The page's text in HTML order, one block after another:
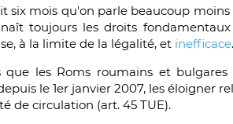
six mois qu'on parle beaucoup
toujours les droits
à la limite de la légalité, et inefficace.
que les Roms roumains et
le 1er janvier 2007, les éloigner
de circulation (art. 45 TUE).